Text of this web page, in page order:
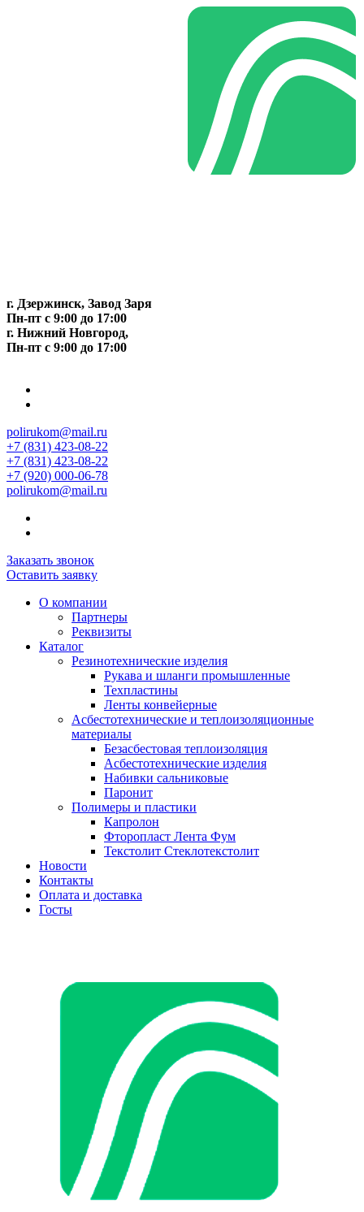
г. Дзержинск, Завод Заря
Пн-пт c 9:00 до 17:00
г. Нижний Новгород,
Пн-пт c 9:00 до 17:00
polirukom@mail.ru
+7 (831) 423-08-22
+7 (831) 423-08-22
+7 (920) 000-06-78
polirukom@mail.ru
Заказать звонок
Оставить заявку
О компании
Партнеры
Реквизиты
Каталог
Резинотехнические изделия
Рукава и шланги промышленные
Техпластины
Ленты конвейерные
Асбестотехнические и теплоизоляционные
материалы
Безасбестовая теплоизоляция
Асбестотехнические изделия
Набивки сальниковые
Паронит
Полимеры и пластики
Капролон
Фторопласт Лента Фум
Текстолит Стеклотекстолит
Новости
Контакты
Оплата и доставка
Госты